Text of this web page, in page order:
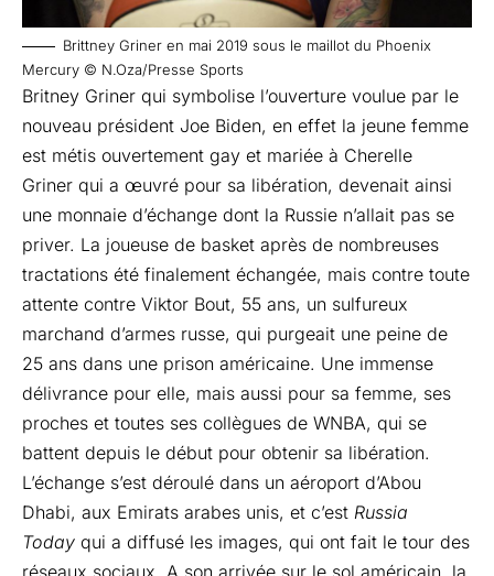
Brittney Griner en mai 2019 sous le maillot du Phoenix
Mercury © N.Oza/Presse Sports
Britney Griner qui symbolise l’ouverture voulue par le
nouveau président Joe Biden, en effet la jeune femme
est métis ouvertement gay et mariée à Cherelle
Griner qui a œuvré pour sa libération, devenait ainsi
une monnaie d’échange dont la Russie n’allait pas se
priver. La joueuse de basket après de nombreuses
tractations été finalement échangée, mais contre toute
attente contre Viktor Bout, 55 ans, un sulfureux
marchand d’armes russe, qui purgeait une peine de
25 ans dans une prison américaine. Une immense
délivrance pour elle, mais aussi pour sa femme, ses
proches et toutes ses collègues de WNBA, qui se
battent depuis le début pour obtenir sa libération.
L’échange s’est déroulé dans un aéroport d’Abou
Dhabi, aux Emirats arabes unis, et c’est Russia
Today qui a diffusé les images, qui ont fait le tour des
réseaux sociaux. A son arrivée sur le sol américain, la